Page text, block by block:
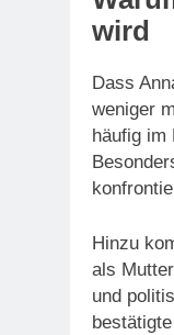
wird
Dass
weniger
häufig im
Hinzu
als
und